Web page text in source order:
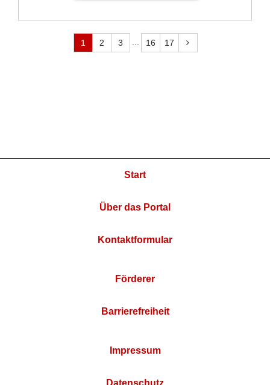
1 2 3 16 17
Start
Über das Portal
Kontaktformular
Förderer
Barrierefreiheit
Impressum
Datenschutz